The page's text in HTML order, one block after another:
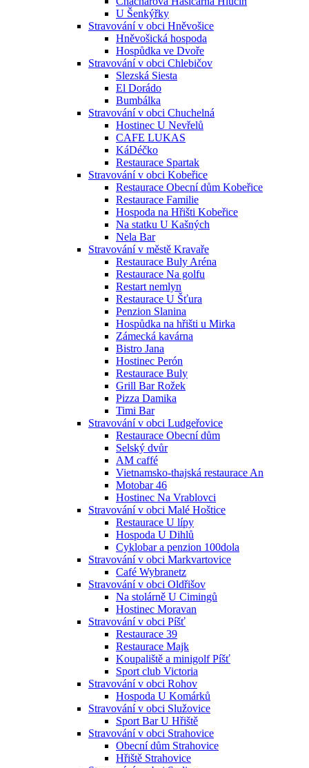
U Šenkýřky
Stravování v obci Hněvošice
Hněvošická hospoda
Hospůdka ve Dvoře
Stravování v obci Chlebičov
Slezská Siesta
El Dorádo
Bumbálka
Stravování v obci Chuchelná
Hostinec U Nevřelů
CAFE LUKAS
KáDéčko
Restaurace Spartak
Stravování v obci Kobeřice
Restaurace Obecní dům Kobeřice
Restaurace Familie
Hospoda na Hřišti Kobeřice
Na statku U Kašných
Nela Bar
Stravování v městě Kravaře
Restaurace Buly Aréna
Restaurace Na golfu
Restart nemlyn
Restaurace U Šťura
Penzion Slanina
Hospůdka na hřišti u Mirka
Zámecká kavárna
Bistro Jana
Hostinec Perón
Restaurace Buly
Grill Bar Rožek
Pizza Damika
Timi Bar
Stravování v obci Ludgeřovice
Restaurace Obecní dům
Selský dvůr
AM caffé
Vietnamsko-thajská restaurace An
Motobar 46
Hostinec Na Vrablovci
Stravování v obci Malé Hoštice
Restaurace U lípy
Hospoda U Dihlů
Cyklobar a penzion 100dola
Stravování v obci Markvartovice
Café Wybranetz
Stravování v obci Oldřišov
Na stolárně U Cimingů
Hostinec Moravan
Stravování v obci Píšť
Restaurace 39
Restaurace Majk
Koupaliště a minigolf Píšť
Sport club Victoria
Stravování v obci Rohov
Hospoda U Komárků
Stravování v obci Služovice
Sport Bar U Hřiště
Stravování v obci Strahovice
Obecní dům Strahovice
Hřiště Strahovice